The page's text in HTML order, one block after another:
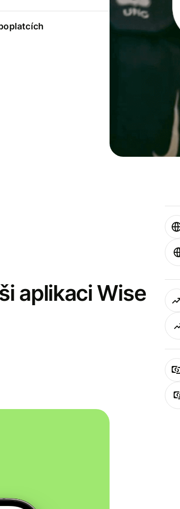
aplikaci Wise